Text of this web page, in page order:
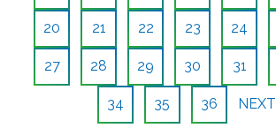
20 21 22 23 24
27 28 29 30 31
34 35 36 NEXT